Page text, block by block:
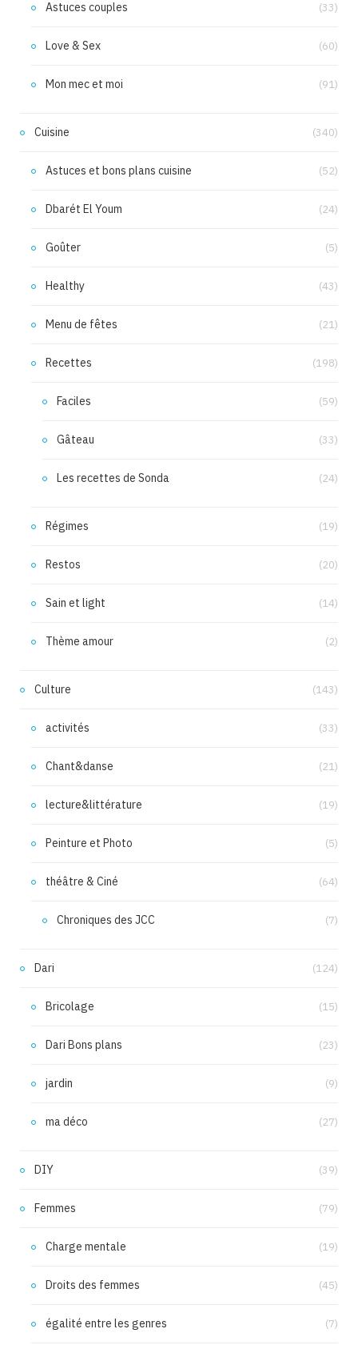
Astuces couples (33)
Love & Sex (60)
Mon mec et moi (91)
Cuisine (340)
Astuces et bons plans cuisine (52)
Dbarét El Youm (24)
Goûter (5)
Healthy (43)
Menu de fêtes (21)
Recettes (198)
Faciles (59)
Gâteau (33)
Les recettes de Sonda (24)
Régimes (19)
Restos (20)
Sain et light (14)
Thème amour (2)
Culture (143)
activités (33)
Chant&danse (21)
lecture&littérature (19)
Peinture et Photo (5)
théâtre & Ciné (64)
Chroniques des JCC (7)
Dari (124)
Bricolage (15)
Dari Bons plans (23)
jardin (9)
ma déco (27)
DIY (39)
Femmes (79)
Charge mentale (19)
Droits des femmes (45)
égalité entre les genres (7)